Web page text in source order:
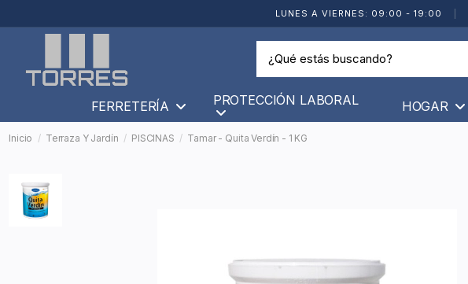
LUNES A VIERNES: 09:00 - 19:00
FERRETERÍA PROTECCIÓN LABORAL HOGAR
Inicio Terraza Y Jardín PISCINAS Tamar - Quita Verdín - 1 KG